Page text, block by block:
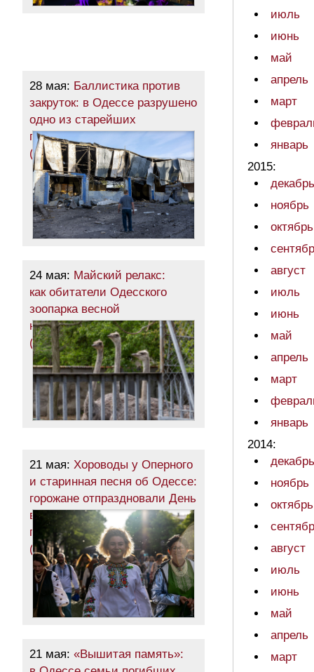
28 мая: Баллистика против
закруток: в Одессе разрушено
одно из старейших
промышленных предприятий
(фото)
24 мая: Майский релакс:
как обитатели Одесского
зоопарка весной
наслаждаются
(фоторепортаж)
21 мая: Хороводы у Оперного
и старинная песня об Одессе:
горожане отпраздновали День
вышиванки шествием
по центру города
(фоторепортаж)
21 мая: «Вышитая память»:
июль
июнь
май
апрель
март
январь
2015:
декабрь
ноябрь
октябрь
август
июль
июнь
май
апрель
март
январь
2014:
декабрь
ноябрь
октябрь
август
июль
июнь
май
апрель
март